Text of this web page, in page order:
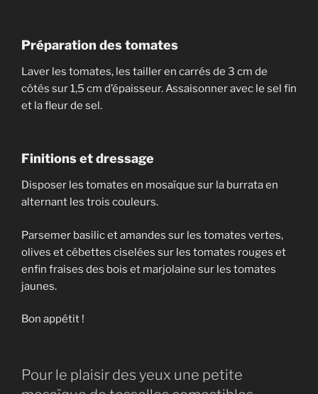
Préparation des tomates
Laver les tomates, les tailler en carrés de 3 cm de
côtés sur 1,5 cm d’épaisseur. Assaisonner avec le sel fin
et la fleur de sel.
Finitions et dressage
Disposer les tomates en mosaïque sur la burrata en
alternant les trois couleurs.
Parsemer basilic et amandes sur les tomates vertes,
olives et cébettes ciselées sur les tomates rouges et
enfin fraises des bois et marjolaine sur les tomates
jaunes.
Bon appétit !
Pour le plaisir des yeux une petite